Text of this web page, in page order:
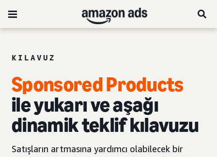
KILAVUZ
Sponsored Products
ile yukarı ve aşağı
dinamik teklif kılavuzu
Satışların artmasına yardımcı olabilecek bir